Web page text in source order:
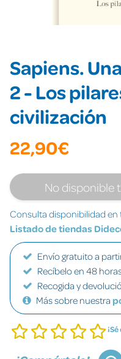
Sapiens.
2 - Los
civilización
22,90€
No disponible
Consulta disponibilidad en
Listado de tiendas
Envío gratuito a
Recíbelo en 48
Recogida y
Más sobre nuestra